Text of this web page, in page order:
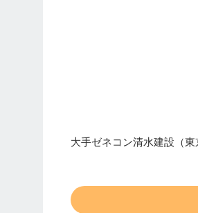
大手ゼネコン清水建設（